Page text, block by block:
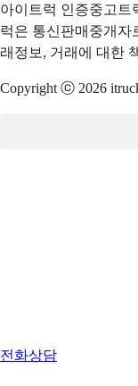
아이트럭 인증중고트
럭은 통신판매중개자
래정보, 거래에 대한
Copyright ⓒ 2026
전화상담